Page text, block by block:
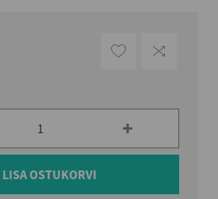
LISA OSTUKORVI